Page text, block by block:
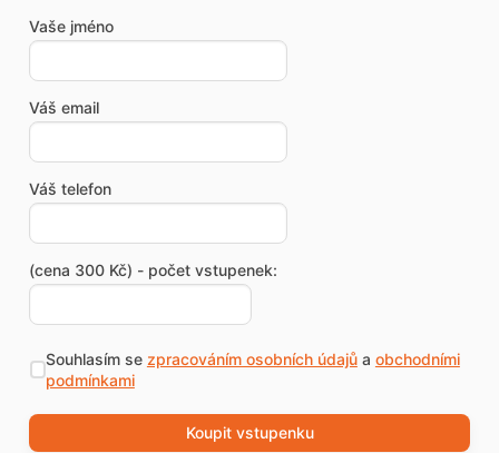
Vaše jméno
Váš email
Váš telefon
(cena 300 Kč) - počet vstupenek:
Souhlasím se zpracováním osobních údajůa obchodními
podmínkami
Koupit vstupenku